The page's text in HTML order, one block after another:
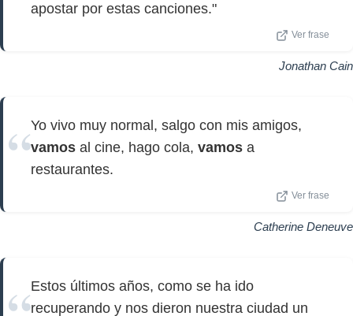
apostar por estas canciones."
Ver frase
Jonathan Cain
Yo vivo muy normal, salgo con mis amigos,
vamos al cine, hago cola, vamos a
restaurantes.
Ver frase
Catherine Deneuve
Estos últimos años, como se ha ido
recuperando y nos dieron nuestra ciudad un